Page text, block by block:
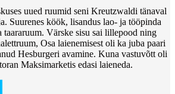
uued ruumid seni Kreutzwaldi tänaval
Suurenes köök, lisandus lao- ja tööpinda
taararuum. Värske sisu sai lillepood ning
Osa laienemisest oli ka juba paari
Hesburgeri avamine. Kuna vastuvõtt oli
Maksimarketis edasi laieneda.